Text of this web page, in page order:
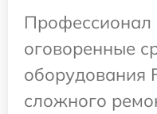
Профессионал
оговоренные
оборудования
сложного